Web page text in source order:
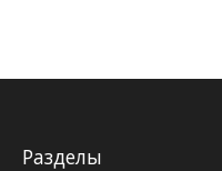
Разделы